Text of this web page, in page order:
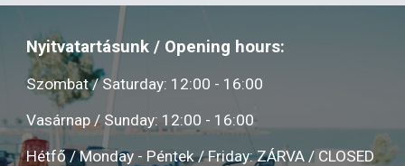
Nyitvatartásunk / Opening hours:
Szombat / Saturday: 12:00 - 16:00
Vasárnap / Sunday: 12:00 - 16:00
Hétfő / Monday - Péntek / Friday: ZÁRVA / CLOSED